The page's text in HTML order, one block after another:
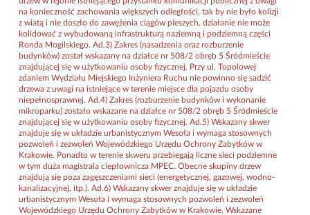
na konieczność zachowania większych odległości, tak by nie było kolizji
z wiatą i nie doszło do zawężenia ciągów pieszych, działanie nie może
kolidować z wybudowaną infrastrukturą naziemną i podziemną części
Ronda Mogilskiego. Ad.3) Zakres (nasadzenia oraz rozburzenie
budynków) został wskazany na działce nr 508/2 obręb 5 Śródmieście
znajdującej się w użytkowaniu osoby fizycznej. Przy ul. Topolowej
zdaniem Wydziału Miejskiego Inżyniera Ruchu nie powinno się sadzić
drzewa z uwagi na istniejące w terenie miejsce dla pojazdu osoby
niepełnosprawnej. Ad.4) Zakres (rozburzenie budynków i wykonanie
mikroparku) zostało wskazane na działce nr 508/2 obręb 5 Śródmieście
znajdującej się w użytkowaniu osoby fizycznej. Ad.5) Wskazany skwer
znajduje się w układzie urbanistycznym Wesoła i wymaga stosownych
pozwoleń i zezwoleń Wojewódzkiego Urzędu Ochrony Zabytków w
Krakowie. Ponadto w terenie skweru przebiegają liczne sieci podziemne
w tym duża magistrala ciepłownicza MPEC. Obecne skupiny drzew
znajdują się poza zagęszczeniami sieci (energetycznej, gazowej, wodno-
kanalizacyjnej, itp.). Ad.6) Wskazany skwer znajduje się w układzie
urbanistycznym Wesoła i wymaga stosownych pozwoleń i zezwoleń
Wojewódzkiego Urzędu Ochrony Zabytków w Krakowie. Wskazane